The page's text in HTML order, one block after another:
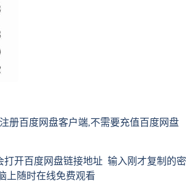
册百度网盘客户端,不需要充值百度网盘
开百度网盘链接地址 输入刚才复制的密
上随时在线免费观看